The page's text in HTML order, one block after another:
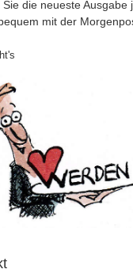
die neueste Ausgabe
mit der